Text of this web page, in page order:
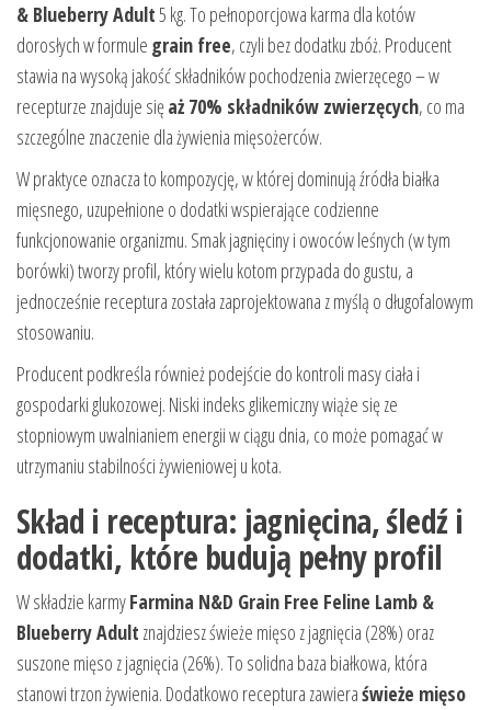
& Blueberry Adult5 kg. To pełnoporcjowa karma dla kotów
dorosłych w formule grain free, czyli bez dodatku zbóż. Producent
stawia na wysoką jakość składników pochodzenia zwierzęcego – w
recepturze znajduje sięaż 70% składników zwierzęcych, co ma
szczególne znaczenie dla żywienia mięsożerców.
W praktyce oznacza to kompozycję, w której dominują źródła białka
mięsnego, uzupełnione o dodatki wspierające codzienne
funkcjonowanie organizmu. Smak jagnięciny i owoców leśnych (w tym
borówki) tworzy profil, który wielu kotom przypada do gustu, a
jednocześnie receptura została zaprojektowana z myślą o długofalowym
stosowaniu.
Producent podkreśla również podejście do kontroli masy ciała i
gospodarki glukozowej. Niski indeks glikemiczny wiąże się ze
stopniowym uwalnianiem energii w ciągu dnia, co może pomagać w
utrzymaniu stabilności żywieniowej u kota.
Skład i receptura: jagnięcina, śledź i
dodatki, które budują pełny profil
W składzie karmyFarmina N&D Grain Free Feline Lamb &
Blueberry Adult znajdziesz świeże mięso z jagnięcia (28%) oraz
suszone mięso z jagnięcia (26%). To solidna baza białkowa, która
stanowi trzon żywienia. Dodatkowo receptura zawieraświeże mięso